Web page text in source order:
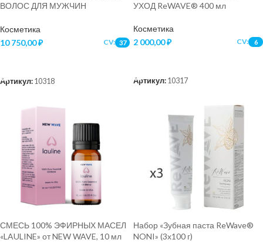
ВОЛОС ДЛЯ МУЖЧИН
Косметика
10 750,00₽ CV: 37
Артикул: 10318
УХОД ReWAVE® 400 мл
Косметика
2 000,00₽ CV: 6
Артикул: 10317
СМЕСЬ 100% ЭФИРНЫХ МАСЕЛ
«LAULINE» от NEW WAVE, 10 мл
Набор «Зубная паста ReWave®
NONI» (3х100 г)